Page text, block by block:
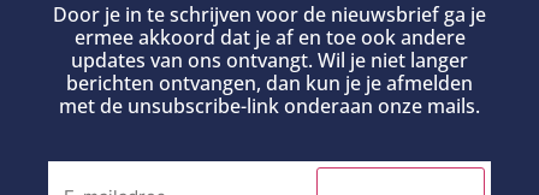
Door je in te schrijven voor de nieuwsbrief ga je
ermee akkoord dat je af en toe ook andere
updates van ons ontvangt. Wil je niet langer
berichten ontvangen, dan kun je je afmelden
met de unsubscribe-link onderaan onze mails.